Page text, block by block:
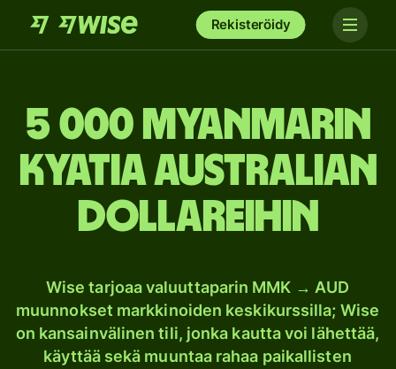
Rekisteröidy
5 000 Myanmarin
kyatia Australian
dollareihin
Wise tarjoaa valuuttaparin MMK → AUD
muunnokset markkinoiden keskikurssilla; Wise
on kansainvälinen tili, jonka kautta voi lähettää,
käyttää sekä muuntaa rahaa paikallisten